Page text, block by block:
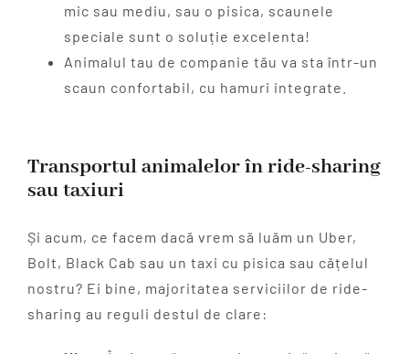
mic sau mediu, sau o pisica, scaunele
speciale sunt o soluție excelenta!
Animalul tau de companie tău va sta într-un
scaun confortabil, cu hamuri integrate.
Transportul animalelor în ride-sharing
sau taxiuri
Și acum, ce facem dacă vrem să luăm un Uber,
Bolt, Black Cab sau un taxi cu pisica sau cățelul
nostru? Ei bine, majoritatea serviciilor de ride-
sharing au reguli destul de clare: